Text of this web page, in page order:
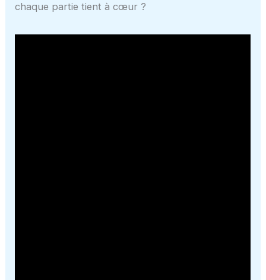
chaque partie tient à cœur ?